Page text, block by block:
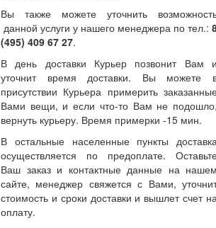
Вы также можете уточнить
данной услуги у нашего менеджера по тел.:
(495) 409 67 27.
В день доставки Курьер позвонит Вам и
уточнит время доставки. Вы можете
присутствии Курьера примерить
Вами вещи, и если что-то Вам не подошло,
вернуть курьеру. Время примерки -15 мин.
В остальные населенные пункты
осуществляется по предоплате.
Ваш заказ и контактные данные на нашем
сайте, менеджер свяжется с Вами,
стоимость и сроки доставки и вышлет счет
оплату.